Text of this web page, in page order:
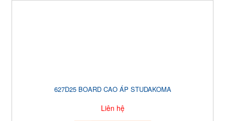
627D25 BOARD CAO ÁP STUDAKOMA
Liên hệ